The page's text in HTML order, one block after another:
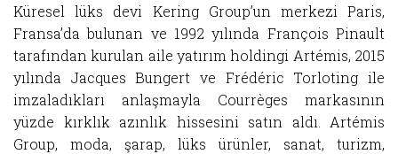
Küresel lüks devi Kering Group’un merkezi Paris,
Fransa’da bulunan ve 1992 yılında François Pinault
tarafından kurulan aile yatırım holdingi Artémis, 2015
yılında Jacques Bungert ve Frédéric Torloting ile
imzaladıkları anlaşmayla Courrèges markasının
yüzde kırklık azınlık hissesini satın aldı. Artémis
Group, moda, şarap, lüks ürünler, sanat, turizm,